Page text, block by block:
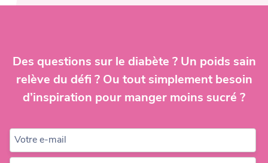
Des questions sur le diabète ? Un poids sain
relève du défi ? Ou tout simplement besoin
d’inspiration pour manger moins sucré ?
Votre e-mail